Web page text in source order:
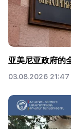
亚美尼亚政府的
03.08.2026 21:47 |